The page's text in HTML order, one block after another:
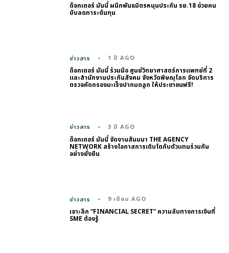
ด๊อกเตอร์ มันนี่ ผนึกพันธมิตรหนุนประกัน รย.18 ช่วยคน
ขับลดภาระต้นทุน
ข่าวสาร 1 ปี AGO
ด๊อกเตอร์ มันนี่ ร่วมมือ ศูนย์วิทยาศาสตร์การแพทย์ที่ 2
และสำนักงานประกันสังคม จังหวัดพิษณุโลก จัดบริการ
ตรวจคัดกรองมะเร็งปากมดลูก ให้ประชาชนฟรี!
ข่าวสาร 3 ปี AGO
ด๊อกเตอร์ มันนี่ จัดงานสัมมนา THE AGENCY
NETWORK สร้างโอกาสการเติบโตกับตัวแทนร่วมกัน
อย่างยั่งยืน
ข่าวสาร 9 เดือน AGO
เจาะลึก “FINANCIAL SECRET” ความลับทางการเงินที่
SME ต้องรู้